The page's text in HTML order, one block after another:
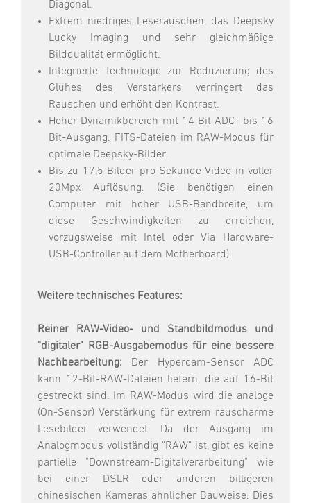
Diagonal.
Extrem niedriges Leserauschen, das Deepsky
Lucky Imaging und sehr gleichmäßige
Bildqualität ermöglicht.
Integrierte Technologie zur Reduzierung des
Glühes des Verstärkers verringert das
Rauschen und erhöht den Kontrast.
Hoher Dynamikbereich mit 14 Bit ADC- bis 16
Bit-Ausgang. FITS-Dateien im RAW-Modus für
optimale Deepsky-Bilder.
Bis zu 17,5 Bilder pro Sekunde Video in voller
20Mpx Auflösung. (Sie benötigen einen
Computer mit hoher USB-Bandbreite, um
diese Geschwindigkeiten zu erreichen,
vorzugsweise mit Intel oder Via Hardware-
USB-Controller auf dem Motherboard).
Weitere technisches Features:
Reiner RAW-Video- und Standbildmodus und
"digitaler" RGB-Ausgabemodus für eine bessere
Nachbearbeitung: Der Hypercam-Sensor ADC
kann 12-Bit-RAW-Dateien liefern, die auf 16-Bit
gestreckt sind. Im RAW-Modus wird die analoge
(On-Sensor) Verstärkung für extrem rauscharme
Lesebilder verwendet. Da der Ausgang im
Analogmodus vollständig "RAW" ist, gibt es keine
partielle "Downstream-Digitalverarbeitung" wie
bei einer DSLR oder anderen billigeren
chinesischen Kameras ähnlicher Bauweise. Dies